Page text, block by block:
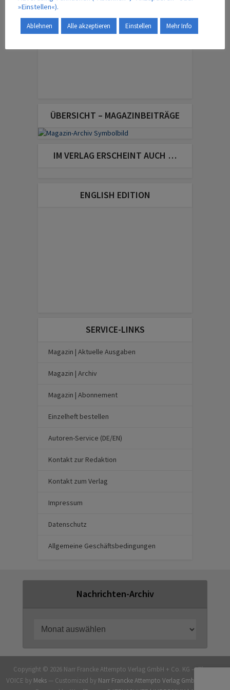
ÜBERSICHT – MAGAZINBEITRÄGE
IM VERLAG ERSCHEINT AUCH …
ENGLISH EDITION
SERVICE-LINKS
Magazin | Aktuelle Ausgaben
Magazin | Archiv
Magazin | Abonnement
Einzelheft bestellen
Autoren-Service (DE/EN)
Kontakt zur Redaktion
Kontakt zum Verlag
Impressum
Datenschutz
Allgemeine Geschäftsbedingungen
Nachrichten-Archiv
Copyright © 2026 Narr Francke Attempto Verlag GmbH + Co. KG — Theme
VOICE by Meks— Customized by Narr Francke Attempto Verlag GmbH + Co. KG
»Einstellen«).
Ablehnen Alle akzeptieren Einstellen Mehr Info